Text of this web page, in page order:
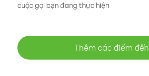
cuộc gọi bạn đang thực hiện
Thêm các điểm đến